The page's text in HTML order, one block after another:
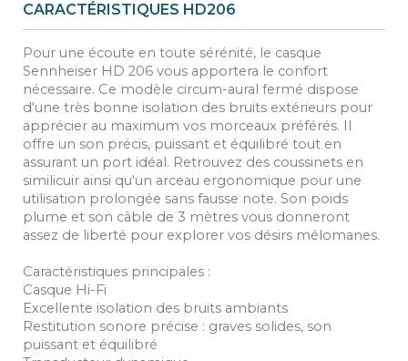
CARACTÉRISTIQUES HD206
Pour une écoute en toute sérénité, le casque
Sennheiser HD 206 vous apportera le confort
nécessaire. Ce modèle circum-aural fermé dispose
d'une très bonne isolation des bruits extérieurs pour
apprécier au maximum vos morceaux préférés. Il
offre un son précis, puissant et équilibré tout en
assurant un port idéal. Retrouvez des coussinets en
similicuir ainsi qu'un arceau ergonomique pour une
utilisation prolongée sans fausse note. Son poids
plume et son câble de 3 mètres vous donneront
assez de liberté pour explorer vos désirs mélomanes.
Caractéristiques principales :
Casque Hi-Fi
Excellente isolation des bruits ambiants
Restitution sonore précise : graves solides, son
puissant et équilibré